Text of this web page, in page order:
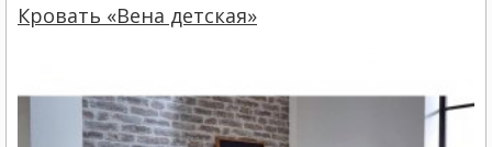
Кровать «Вена детская»